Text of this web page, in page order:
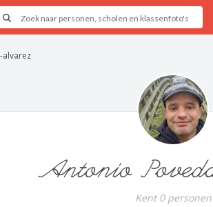
Antonio
Kent 0 personen